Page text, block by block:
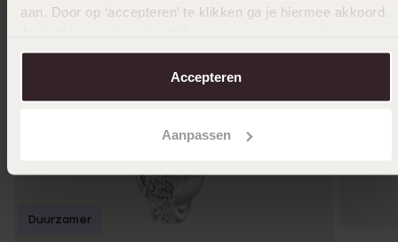
aan. Door op ‘accepteren’ te klikken ga je hiermee akkoord.
over in onscookiebeleid.
Accepteren
Aanpassen
Duurzamer